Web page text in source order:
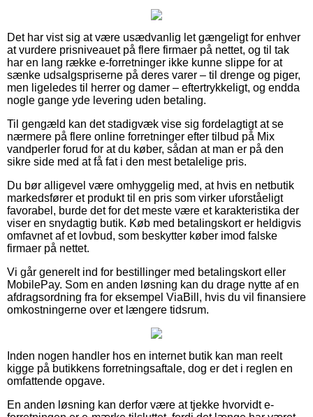
Det har vist sig at være usædvanlig let gængeligt for enhver
at vurdere prisniveauet på flere firmaer på nettet, og til tak
har en lang række e-forretninger ikke kunne slippe for at
sænke udsalgspriserne på deres varer – til drenge og piger,
men ligeledes til herrer og damer – eftertrykkeligt, og endda
nogle gange yde levering uden betaling.
Til gengæld kan det stadigvæk vise sig fordelagtigt at se
nærmere på flere online forretninger efter tilbud på Mix
vandperler forud for at du køber, sådan at man er på den
sikre side med at få fat i den mest betalelige pris.
Du bør alligevel være omhyggelig med, at hvis en netbutik
markedsfører et produkt til en pris som virker uforståeligt
favorabel, burde det for det meste være et karakteristika der
viser en snydagtig butik. Køb med betalingskort er heldigvis
omfavnet af et lovbud, som beskytter køber imod falske
firmaer på nettet.
Vi går generelt ind for bestillinger med betalingskort eller
MobilePay. Som en anden løsning kan du drage nytte af en
afdragsordning fra for eksempel ViaBill, hvis du vil finansiere
omkostningerne over et længere tidsrum.
Inden nogen handler hos en internet butik kan man reelt
kigge på butikkens forretningsaftale, dog er det i reglen en
omfattende opgave.
En anden løsning kan derfor være at tjekke hvorvidt e-